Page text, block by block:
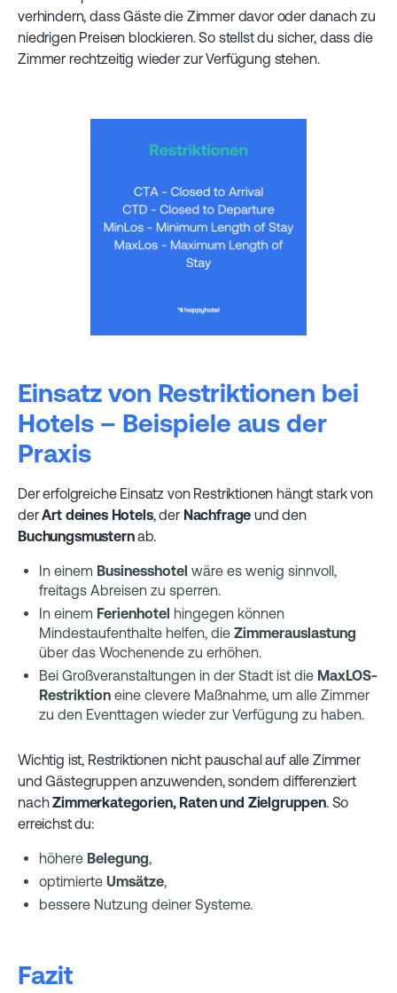
verhindern, dass Gäste die Zimmer davor oder danach zu
niedrigen Preisen blockieren. So stellst du sicher, dass die
Zimmer rechtzeitig wieder zur Verfügung stehen.
Einsatz von Restriktionen bei
Hotels – Beispiele aus der
Praxis
Der erfolgreiche Einsatz von Restriktionen hängt stark von
derArt deines Hotels, der Nachfrage und den
Buchungsmusternab.
In einem Businesshotel wäre es wenig sinnvoll,
freitags Abreisen zu sperren.
In einem Ferienhotel hingegen können
Mindestaufenthalte helfen, die Zimmerauslastung
über das Wochenende zu erhöhen.
Bei Großveranstaltungen in der Stadt ist die MaxLOS-
Restriktion eine clevere Maßnahme, um alle Zimmer
zu den Eventtagen wieder zur Verfügung zu haben.
Wichtig ist, Restriktionen nicht pauschal auf alle Zimmer
und Gästegruppen anzuwenden, sondern differenziert
nachZimmerkategorien, Raten und Zielgruppen. So
erreichst du:
höhere Belegung,
optimierte Umsätze,
bessere Nutzung deiner Systeme.
Fazit